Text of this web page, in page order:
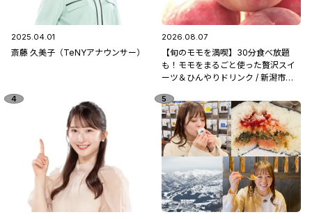
2025.04.01
斎藤 久美子（TeNYアナウンサー）
2026.08.07
【旬のモモを満喫】30分食べ放題
も！モモをまるごと使った贅沢スイ
ーツ＆ひんやりドリンク / 新潟市南